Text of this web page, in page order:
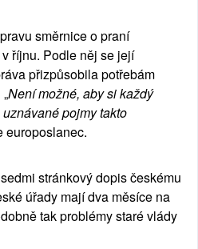
směrnice o praní
říjnu. Podle něj se její
přizpůsobila potřebám
Není možné, aby si každý
pojmy takto
europoslanec.
stránkový dopis českému
úřady mají dva měsíce na
tak problémy staré vlády